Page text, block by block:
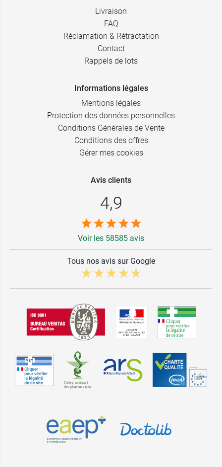
Livraison
FAQ
Réclamation & Rétractation
Contact
Rappels de lots
Informations légales
Mentions légales
Protection des données personnelles
Conditions Générales de Vente
Conditions des offres
Gérer mes cookies
Avis clients
4,9
Voir les 58585 avis
Tous nos avis sur Google